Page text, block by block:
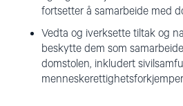
fortsetter å samarbeide med
Vedta og iverksette tiltak og
beskytte dem som
domstolen, inkludert